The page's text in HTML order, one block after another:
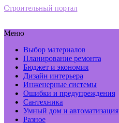
Строительный портал
Меню
Выбор материалов
Планирование ремонта
Бюджет и экономия
Дизайн интерьера
Инженерные системы
Ошибки и предупреждения
Сантехника
Умный дом и автоматизация
Разное